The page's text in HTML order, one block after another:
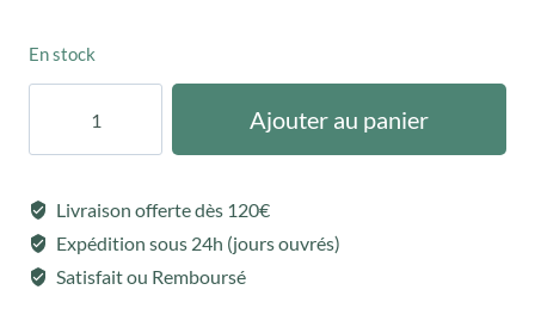
En stock
Tapis
Yoga
et
Fitness
Ajouter au panier
Livraison offerte dès 120€
Expédition sous 24h (jours ouvrés)
Satisfait ou Remboursé